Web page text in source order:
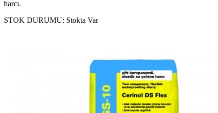
harcı.
STOK DURUMU: Stokta Var